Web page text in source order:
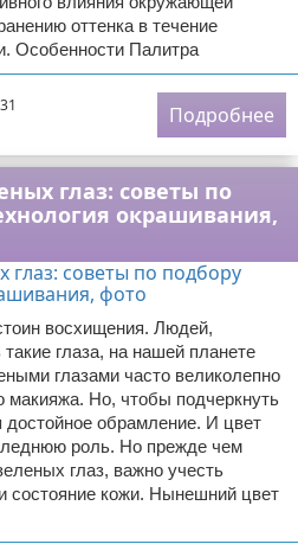
оттенка в течение
Особенности Палитра
Подробнее
глаз: советы по
окрашивания,
восхищения. Людей,
глаза, на нашей планете
глазами часто великолепно
макияжа. Но, чтобы подчеркнуть
достойное обрамление. И цвет
роль. Но прежде чем
глаз, важно учесть
состояние кожи. Нынешний цвет